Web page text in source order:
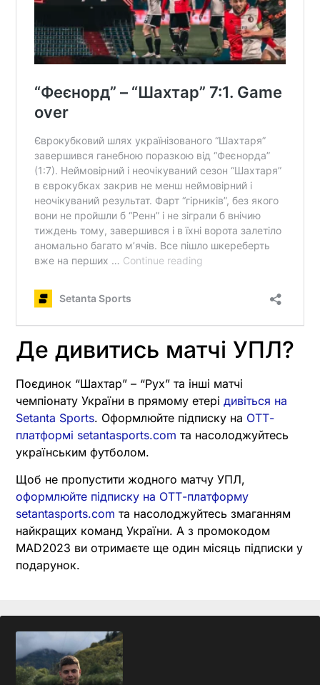
Де дивитись матчі УПЛ?
Поєдинок “Шахтар” – “Рух” та інші матчі
чемпіонату України в прямому етері дивіться на
Setanta Sports. Оформлюйте підписку на ОТТ-
платформі setantasports.com та насолоджуйтесь
українським футболом.
Щоб не пропустити жодного матчу УПЛ,
оформлюйте підписку на ОТТ-платформу
setantasports.com та насолоджуйтесь змаганням
найкращих команд України. А з промокодом
MAD2023 ви отримаєте ще один місяць підписки у
подарунок.